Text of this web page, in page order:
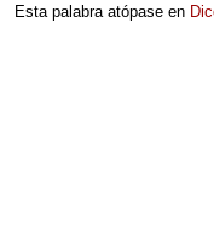
Esta palabra atópase en